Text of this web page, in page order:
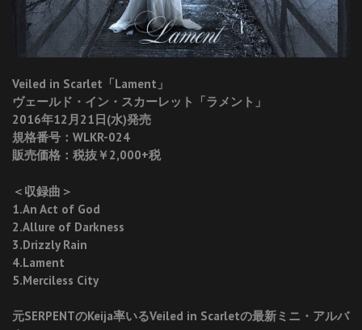
Veiled in Scarlet「Lament」
ヴェールド・イン・スカーレット「ラメント」
2016年12月21日(水)発売
規格番号：WLKR-024
販売価格：税抜￥2,000+税
＜収録曲＞
1.An Act of God
2.Allure of Darkness
3.Drizzly Rain
4.Lament
5.Merciless City
元SERPENTのKeija率いるVeiled in Scarletの最新ミニ・アルバ